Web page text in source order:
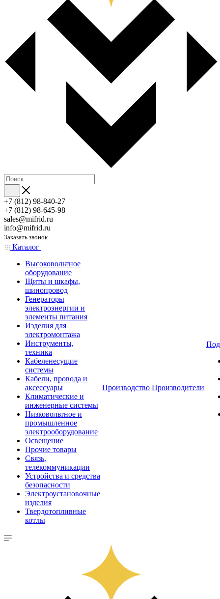
+7 (812) 98-840-27
+7 (812) 98-645-98
sales@mifrid.ru
info@mifrid.ru
Заказать звонок
Каталог
Высоковольтное
оборудование
Щиты и шкафы,
шинопровод
Генераторы
электроэнергии и
элементы питания
Изделия для
электромонтажа
Инструменты,
техника
Кабеленесущие
системы
Кабели, провода и
аксессуары
Климатические и
инженерные системы
Низковольтное и
промышленное
электрооборудование
Освещение
Прочие товары
Связь,
телекоммуникации
Устройства и средства
безопасности
Электроустановочные
изделия
Твердотопливные
котлы
Производство Производители